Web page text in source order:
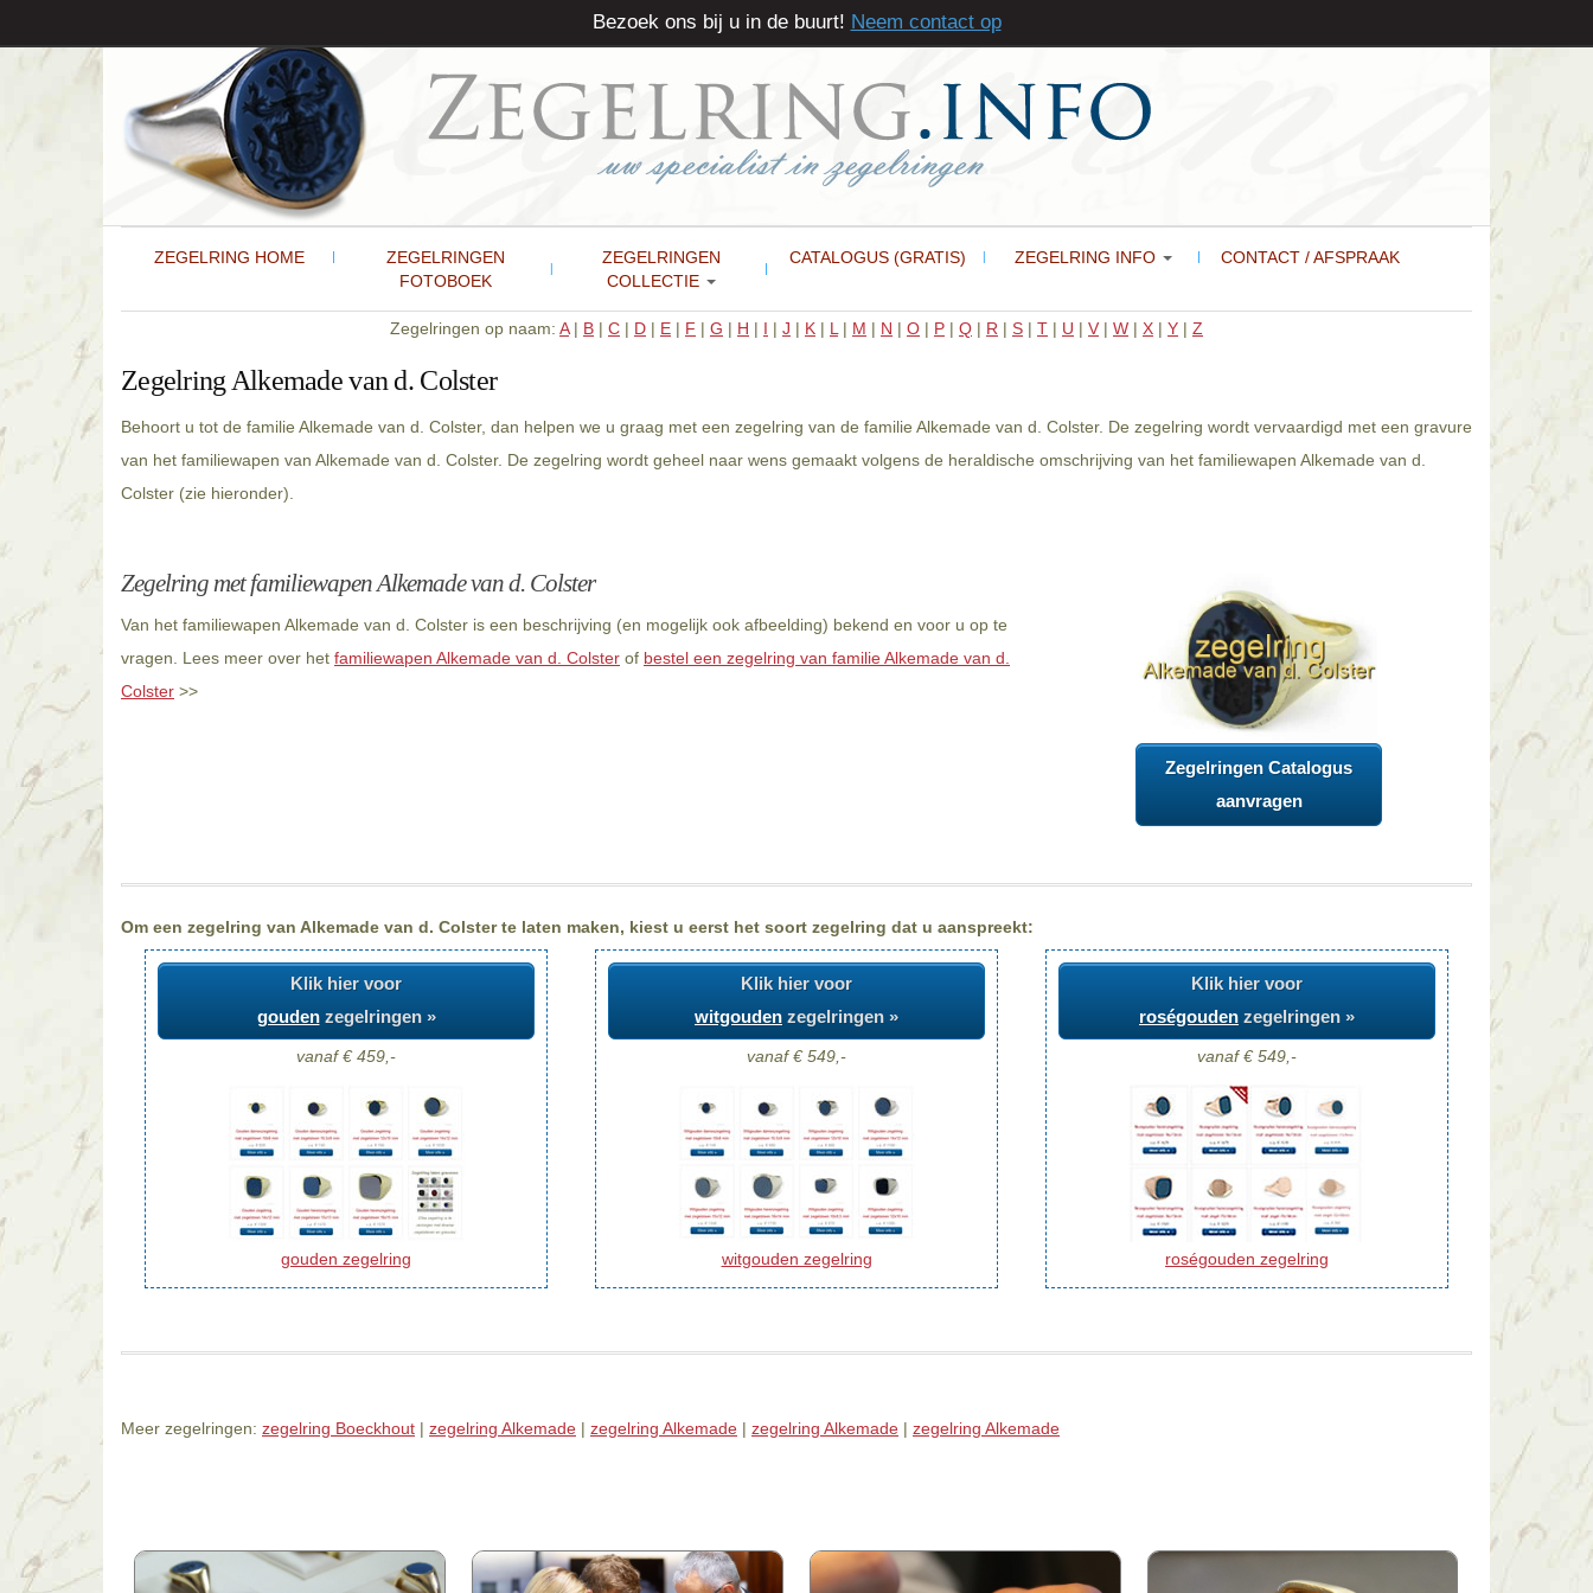
ZEGELRING HOME
ZEGELRINGEN
FOTOBOEK
ZEGELRINGEN
COLLECTIE
CATALOGUS (GRATIS) ZEGELRING INFO CONTACT / AFSPRAAK
Zegelringen op naam: A| B | C | D | E | F | G | H | I | J | K | L | M | N | O | P | Q | R | S | T | U | V | W | X | Y | Z
Zegelring Alkemade van d. Colster
Behoort u tot de familie Alkemade van d. Colster, dan helpen we u graag met een zegelring van de familie Alkemade van d. Colster. De zegelring wordt vervaardigd met een gravure
van het familiewapen van Alkemade van d. Colster. De zegelring wordt geheel naar wens gemaakt volgens de heraldische omschrijving van het familiewapen Alkemade van d.
Colster (zie hieronder).
Zegelring met familiewapen Alkemade van d. Colster
Van het familiewapen Alkemade van d. Colster is een beschrijving (en mogelijk ook afbeelding) bekend en voor u op te
vragen. Lees meer over het familiewapen Alkemade van d. Colster of bestel een zegelring van familie Alkemade van d.
Colster >>
Zegelringen Catalogus
aanvragen
Om een zegelring van Alkemade van d. Colster te laten maken, kiest u eerst het soort zegelring dat u aanspreekt:
Klik hier voor
goudenzegelringen »
vanaf € 459,-
gouden zegelring
Klik hier voor
witgouden zegelringen »
vanaf € 549,-
witgouden zegelring
Klik hier voor
roségouden zegelringen »
vanaf € 549,-
roségouden zegelring
Meer zegelringen: zegelring Boeckhout | zegelring Alkemade | zegelring Alkemade | zegelring Alkemade | zegelring Alkemade
Bezoek ons bij u in de buurt! Neem contact op